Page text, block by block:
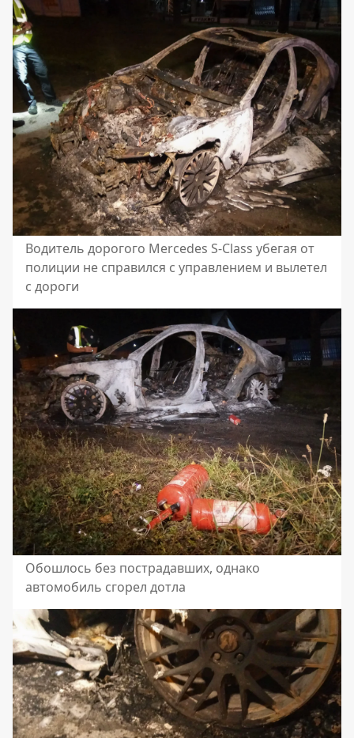
Водитель дорогого Mercedes S-Class убегая от
полиции не справился с управлением и вылетел
с дороги
Обошлось без пострадавших, однако
автомобиль сгорел дотла